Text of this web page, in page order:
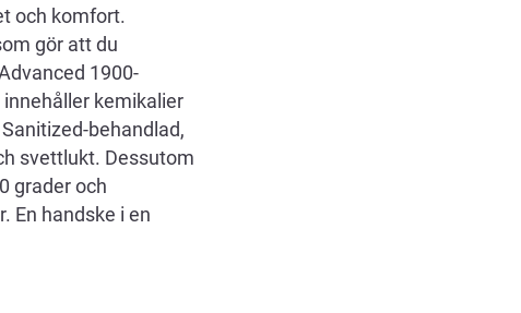
och komfort.
gör att du
1900-
kemikalier
behandlad,
svettlukt. Dessutom
grader och
En handske i en